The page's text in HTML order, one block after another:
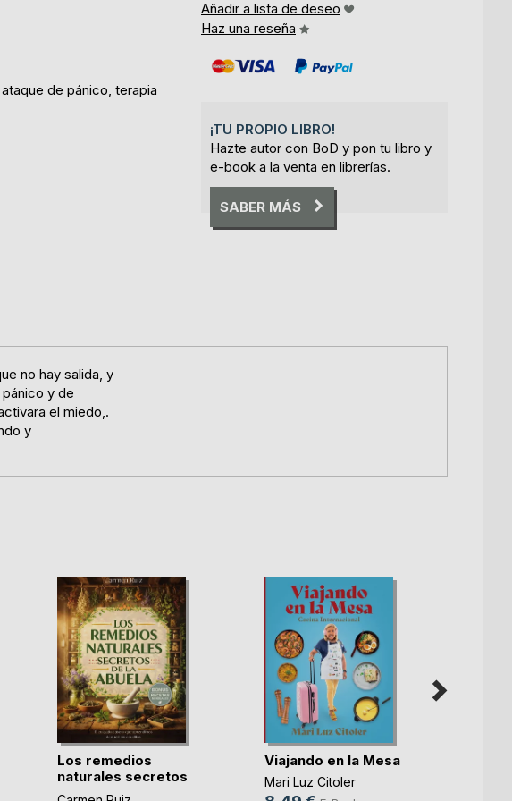
de pánico, terapia
Añadir a lista de deseo
Haz una reseña
¡TU PROPIO LIBRO!
Hazte autor con BoD y pon tu libro y
e-book a la venta en librerías.
SABER MÁS
no hay salida, y
y de
el miedo,.
y
Los remedios
naturales secretos
de(...)
Viajando en la Mesa
Mari Luz Citoler